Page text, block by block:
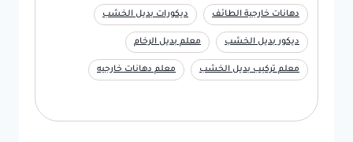
دهانات خارجية الطائف ديكورات بديل الخشب
ديكور بديل الخشب معلم بديل الرخام
معلم تركيب بديل الخشب معلم دهانات خارجيه